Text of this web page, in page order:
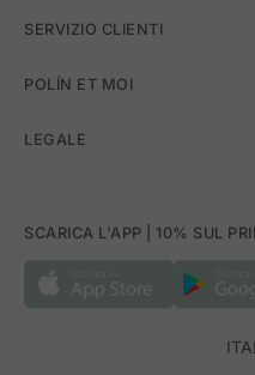
SERVIZIO CLIENTI
POLÍN ET MOI
LEGALE
SCARICA L'APP | 10% SUL